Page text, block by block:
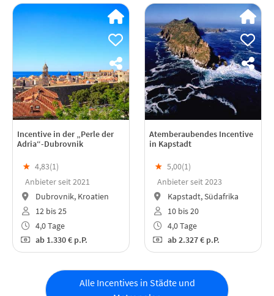
Incentive in der „Perle der
Adria“-Dubrovnik
★ 4,83(1)
Anbieter seit 2021
Dubrovnik, Kroatien
12 bis 25
4,0 Tage
ab1.330 € p.P.
Atemberaubendes Incentive
in Kapstadt
★ 5,00(1)
Anbieter seit 2023
Kapstadt, Südafrika
10 bis 20
4,0 Tage
ab2.327 € p.P.
Alle Incentives in Städte und